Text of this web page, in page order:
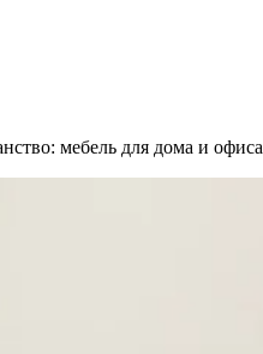
мебель для дома и офиса